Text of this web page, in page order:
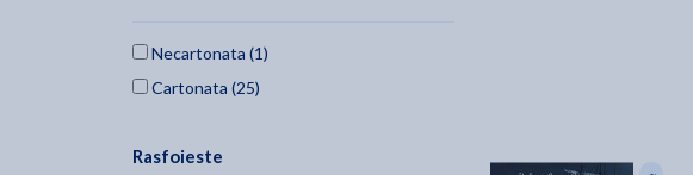
Necartonata (1)
Cartonata (25)
Rasfoieste